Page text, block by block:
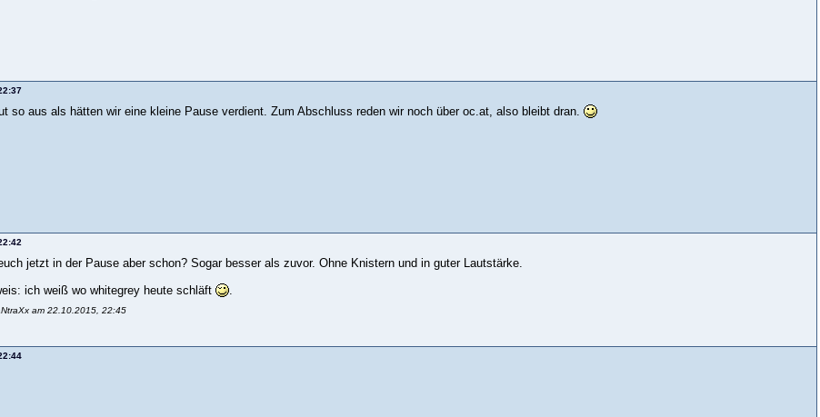
so aus als hätten wir eine kleine Pause verdient. Zum Abschluss reden wir noch über oc.at, also bleibt dran.
jetzt in der Pause aber schon? Sogar besser als zuvor. Ohne Knistern und in guter Lautstärke.
ich weiß wo whitegrey heute schläft
am 22.10.2015, 22:45